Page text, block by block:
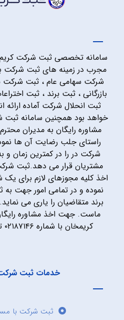
سامانه تخصصی ثبت شرکت
مجرب در زمینه های ثبت شرکت
شرکت سهامی عام ، ثبت
بازرگانی ، ثبت برند ، ثبت
ثبت انحلال شرکت آماده ارائه
خواهد بود همچنین سامانه
مشاوره رایگان به مدیران
راستای جلب رضایت آن ها
شرکت در را در کمترین زمان و
مشتریان قرار می دهد.ثبت
اخذ کلیه مجوزهای لازم برای
نموده و در تمامی امور جهت
برند متقاضیان را یاری می
ماست. جهت اخذ مشاوره
کریمخان با شماره ۰۲۱۸۷۱۴۶ تماس حاصل فرمایید.
خدمات ثبت
ثبت شرکت با